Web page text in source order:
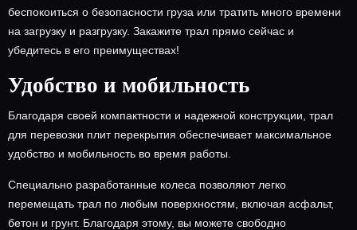
беспокоиться о безопасности груза или тратить много времени
на загрузку и разгрузку. Закажите трал прямо сейчас и
убедитесь в его преимуществах!
Удобство и мобильность
Благодаря своей компактности и надежной конструкции, трал
для перевозки плит перекрытия обеспечивает максимальное
удобство и мобильность во время работы.
Специально разработанные колеса позволяют легко
перемещать трал по любым поверхностям, включая асфальт,
бетон и грунт. Благодаря этому, вы можете свободно